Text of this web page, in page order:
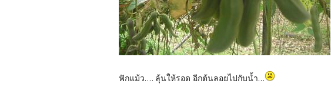
ฟักแม้ว.... ลุ้นให้รอด อีกต้นลอยไปกับน้ำ...